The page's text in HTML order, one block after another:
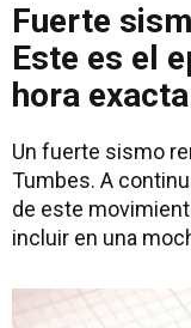
Fuerte
Este es el
hora
Un fuerte sismo
Tumbes. A
de este
incluir en una